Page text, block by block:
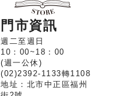
門市資訊
週二至週日
10：00~18：00
(週一公休)
(02)2392-1133轉1108
地址：北市中正區福州